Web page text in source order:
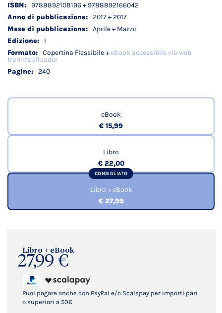
Libro + eBook
27,99 €
Puoi pagare anche con PayPal e/o Scalapay per importi pari
o superiori a 50€
Dettagli
tecnici
9788892108196 + 9788892166042
2017 + 2017
Aprile + Marzo
I
Copertina Flessibile +eBook accessibile via web
tramite eReader
240
eBook
€ 15,99
Libro
€ 22,00
CONSIGLIATO
Libro + eBook
€ 27,99